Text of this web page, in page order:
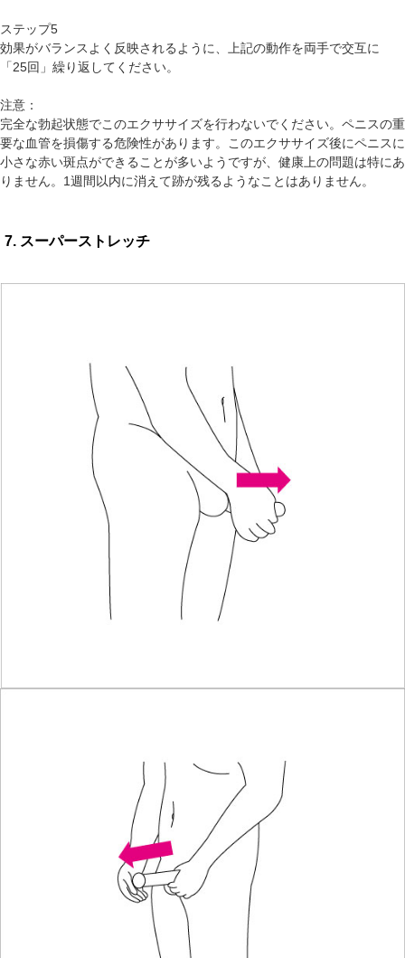
ステップ5
効果がバランスよく反映されるように、上記の動作を両手で交互に
「25回」繰り返してください。
注意：
完全な勃起状態でこのエクササイズを行わないでください。ペニスの重
要な血管を損傷する危険性があります。このエクササイズ後にペニスに
小さな赤い斑点ができることが多いようですが、健康上の問題は特にあ
りません。1週間以内に消えて跡が残るようなことはありません。
7. スーパーストレッチ